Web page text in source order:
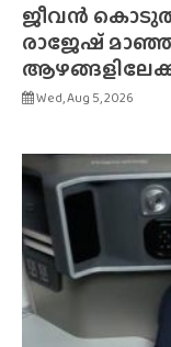
ജീവൻ
രാജേഷ്
Wed, Aug 5, 2026